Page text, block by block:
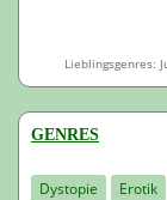
Lieblingsgenres:
GENRES
Dystopie Erotik